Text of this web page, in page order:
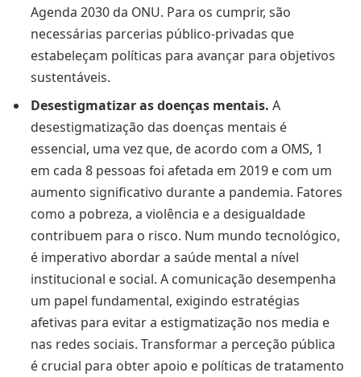
Agenda 2030 da ONU. Para os cumprir, são
necessárias parcerias público-privadas que
estabeleçam políticas para avançar para objetivos
sustentáveis.
Desestigmatizar as doenças mentais. A
desestigmatização das doenças mentais é
essencial, uma vez que, de acordo com a OMS, 1
em cada 8 pessoas foi afetada em 2019 e com um
aumento significativo durante a pandemia. Fatores
como a pobreza, a violência e a desigualdade
contribuem para o risco. Num mundo tecnológico,
é imperativo abordar a saúde mental a nível
institucional e social. A comunicação desempenha
um papel fundamental, exigindo estratégias
afetivas para evitar a estigmatização nos media e
nas redes sociais. Transformar a perceção pública
é crucial para obter apoio e políticas de tratamento